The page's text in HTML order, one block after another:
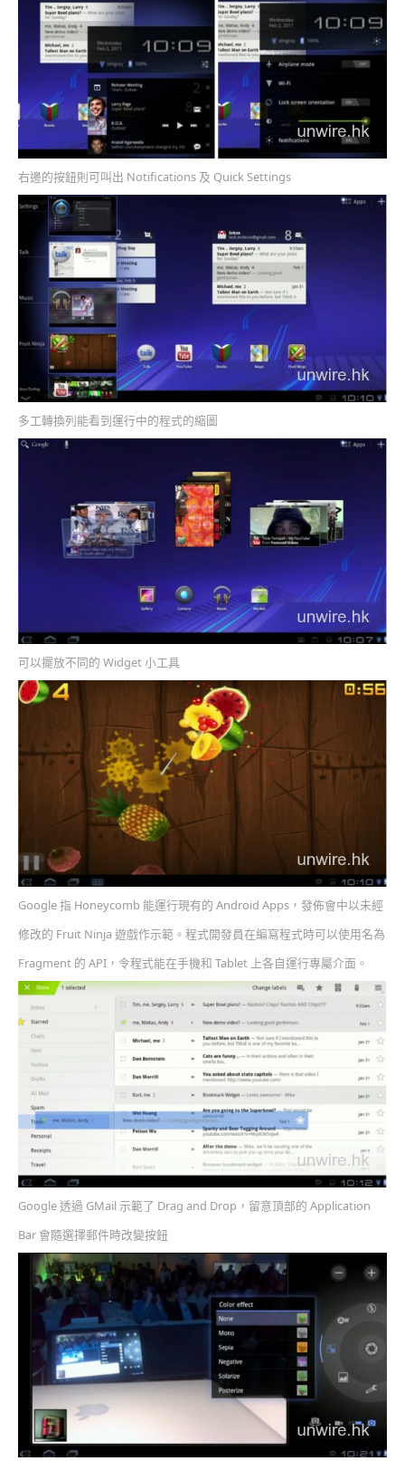
右邊的按鈕則可叫出 Notifications 及 Quick Settings
多工轉換列能看到運行中的程式的縮圖
可以擺放不同的 Widget 小工具
Google 指 Honeycomb 能運行現有的 Android Apps，發佈會中以未經
修改的 Fruit Ninja 遊戲作示範。程式開發員在編寫程式時可以使用名為
Fragment 的 API，令程式能在手機和 Tablet 上各自運行專屬介面。
Google 透過 GMail 示範了 Drag and Drop，留意頂部的 Application
Bar 會隨選擇郵件時改變按鈕